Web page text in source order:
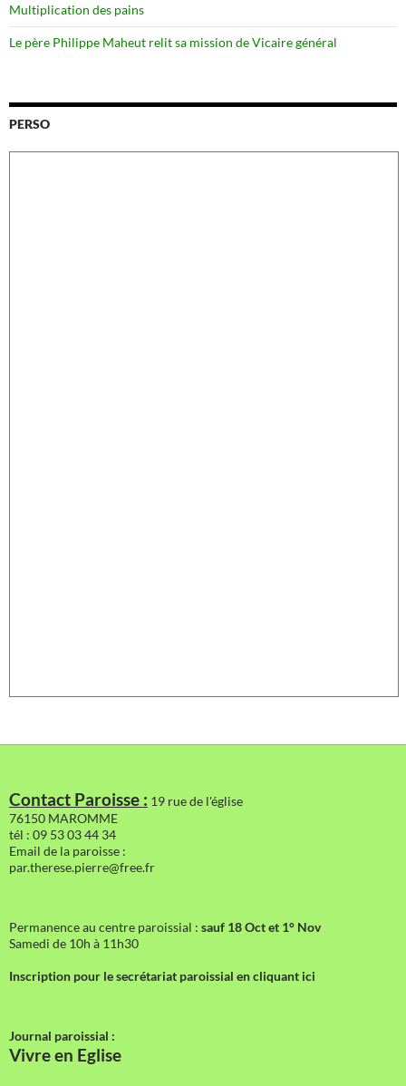
Multiplication des pains
Le père Philippe Maheut relit sa mission de Vicaire général
PERSO
Contact Paroisse : 19 rue de l'église
76150 MAROMME
tél : 09 53 03 44 34
Email de la paroisse :
par.therese.pierre@free.fr
Permanence au centre paroissial : sauf 18 Oct et 1° Nov
Samedi de 10h à 11h30
Inscription pour le secrétariat paroissial en cliquant ici
Journal paroissial :
Vivre en Eglise